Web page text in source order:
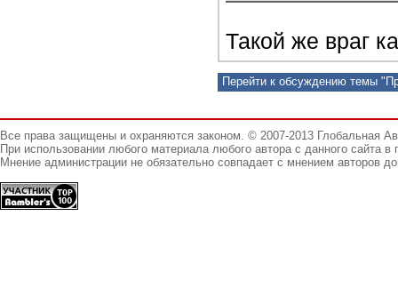
Такой же враг
Перейти к обсуждению темы
Все права защищены и охраняются законом. © 2007-2013 Глобальная
При использовании любого материала любого автора с данного сайта
Мнение администрации не обязательно совпадает с мнением авторов